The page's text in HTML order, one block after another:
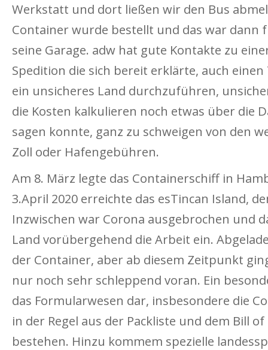
Werkstatt und dort ließen wir den Bus
Container wurde bestellt und das war dann
seine Garage. adw hat gute Kontakte zu
Spedition die sich bereit erklärte, auch
ein unsicheres Land durchzuführen,
die Kosten kalkulieren noch etwas über die
sagen konnte, ganz zu schweigen von den
Zoll oder Hafengebühren.
Am 8. März legte das Containerschiff in
3.April 2020 erreichte das esTincan Island,
Inzwischen war Corona ausgebrochen und
Land vorübergehend die Arbeit ein.
der Container, aber ab diesem Zeitpunkt
nur noch sehr schleppend voran. Ein
das Formularwesen dar, insbesondere die
in der Regel aus der Packliste und dem Bill
bestehen. Hinzu kommem spezielle